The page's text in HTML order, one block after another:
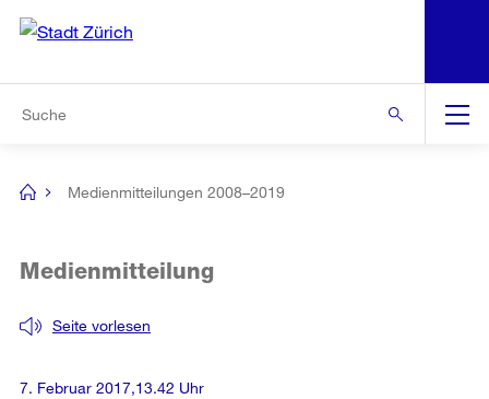
Navigation
[no
Medienmitteilungen 2008–2019
Seite vorlesen
Medienmitteilung
7. Februar 2017,13.42 Uhr